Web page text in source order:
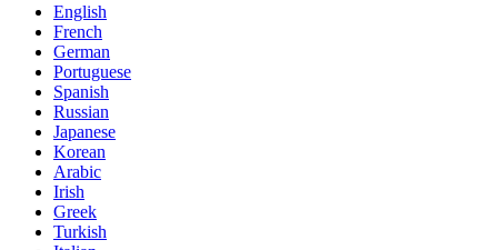
English
French
German
Portuguese
Spanish
Russian
Japanese
Korean
Arabic
Irish
Greek
Turkish